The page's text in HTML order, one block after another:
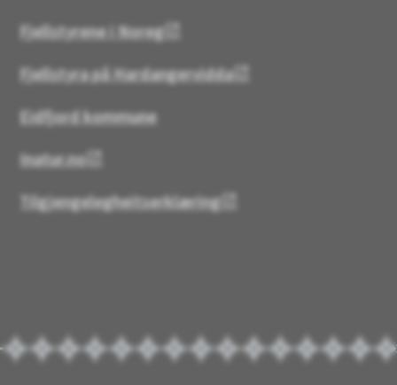
Fjellstyrene i Noreg
Fjellstyra på Hardangervidda
Eidfjord kommune
Inatur.no
Tilgjengelegheitserklæring